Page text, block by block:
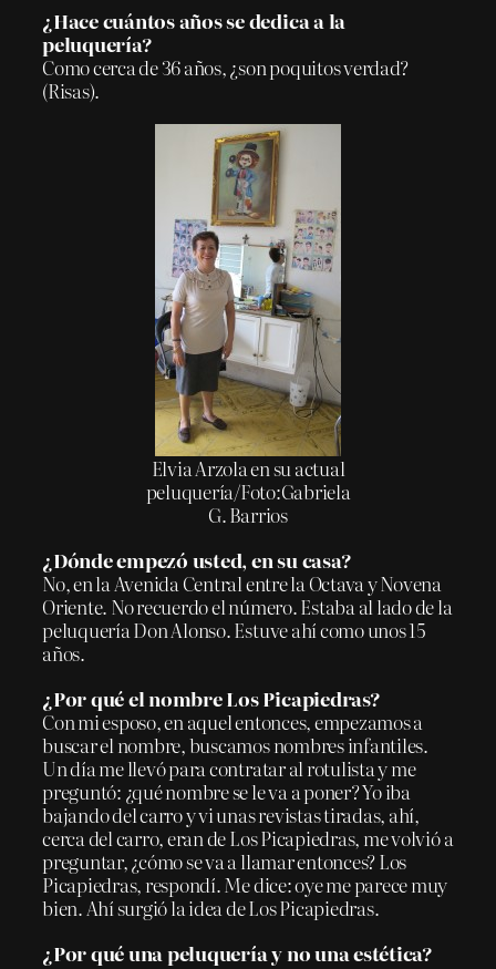
¿Hace cuántos años se dedica a la
peluquería?
Como cerca de 36 años, ¿son poquitos verdad?
(Risas).
Elvia Arzola en su actual
peluquería/Foto:Gabriela
G. Barrios
¿Dónde empezó usted, en su casa?
No, en la Avenida Central entre la Octava y Novena
Oriente. No recuerdo el número. Estaba al lado de la
peluquería Don Alonso. Estuve ahí como unos 15
años.
¿Por qué el nombre Los Picapiedras?
Con mi esposo, en aquel entonces, empezamos a
buscar el nombre, buscamos nombres infantiles.
Un día me llevó para contratar al rotulista y me
preguntó: ¿qué nombre se le va a poner? Yo iba
bajando del carro y vi unas revistas tiradas, ahí,
cerca del carro, eran de Los Picapiedras, me volvió a
preguntar, ¿cómo se va a llamar entonces? Los
Picapiedras, respondí. Me dice: oye me parece muy
bien. Ahí surgió la idea de Los Picapiedras.
¿Por qué una peluquería y no una estética?